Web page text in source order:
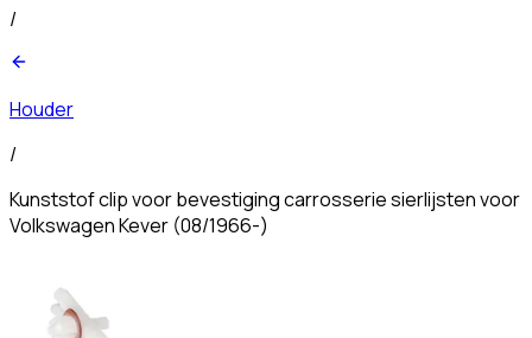
/
Houder
/
Kunststof clip voor bevestiging carrosserie sierlijsten voor
Volkswagen Kever (08/1966-)